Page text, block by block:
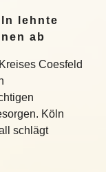
lehnte
ab
Coesfeld
Köln
schlägt